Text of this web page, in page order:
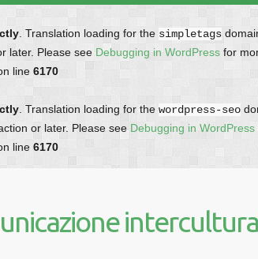
. Translation loading for the simpletags
later. Please see Debugging in WordPress for
line 6170
. Translation loading for the wordpress-seo
or later. Please seeDebugging in WordPress
line 6170